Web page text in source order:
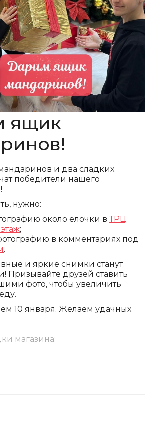
ящик
и два сладких
победители нашего
нужно:
около ёлочки в ТРЦ
;
в комментариях под
.
и яркие снимки станут
Призывайте друзей ставить
фото, чтобы увеличить
10 января. Желаем удачных
магазина: